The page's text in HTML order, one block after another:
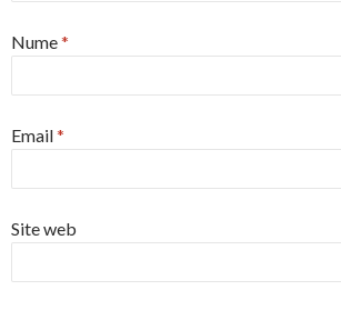
Nume*
Email*
Site web